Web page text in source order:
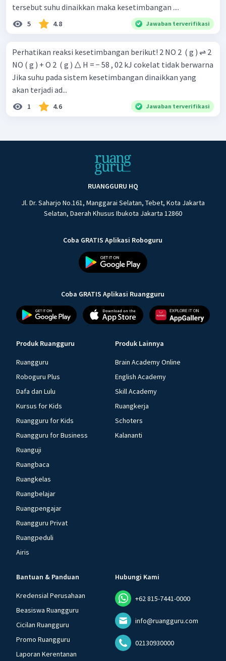
tersebut suhu dinaikkan maka kesetimbangan ....
5 4.8 Jawaban terverifikasi
Perhatikan reaksi kesetimbangan berikut! 2 NO 2 ​ ( g ) ⇌ 2
NO ( g ) + O 2 ​ ( g ) △ H = − 58 , 02 kJ cokelat tidak berwarna
Jika suhu pada sistem kesetimbangan dinaikkan yang
akan terjadi ad...
1 4.6 Jawaban terverifikasi
RUANGGURU HQ
Jl. Dr. Saharjo No.161, Manggarai Selatan, Tebet, Kota Jakarta
Selatan, Daerah Khusus Ibukota Jakarta 12860
Coba GRATIS Aplikasi Roboguru
Coba GRATIS Aplikasi Ruangguru
Produk Ruangguru
Ruangguru
Roboguru Plus
Dafa dan Lulu
Kursus for Kids
Ruangguru for Kids
Ruangguru for Business
Ruanguji
Ruangbaca
Ruangkelas
Ruangbelajar
Ruangpengajar
Ruangguru Privat
Ruangpeduli
Airis
Produk Lainnya
Brain Academy Online
English Academy
Skill Academy
Ruangkerja
Schoters
Kalananti
Bantuan & Panduan
Kredensial Perusahaan
Beasiswa Ruangguru
Cicilan Ruangguru
Promo Ruangguru
Laporan Kerentanan
Hubungi Kami
+62 815-7441-0000
info@ruangguru.com
02130930000